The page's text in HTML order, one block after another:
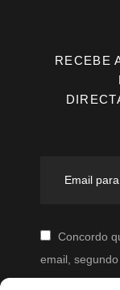
RECEBE
Concordo
email,
modo a que